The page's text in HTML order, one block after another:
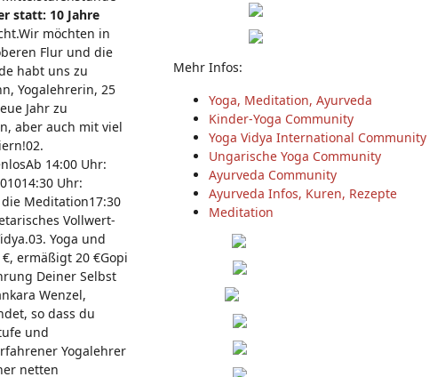
statt: 10 Jahre
möchten in
Flur und die
habt uns zu
Yogalehrerin, 25
Jahr zu
aber auch mit viel
14:00 Uhr:
Uhr:
Meditation17:30
Vollwert-
Yoga und
ermäßigt 20 €Gopi
Deiner Selbst
Wenzel,
so dass du
und
Yogalehrer
netten
Mehr Infos:
Yoga, Meditation, Ayurveda
Kinder-Yoga Community
Yoga Vidya International Community
Ungarische Yoga Community
Ayurveda Community
Ayurveda Infos, Kuren, Rezepte
Meditation